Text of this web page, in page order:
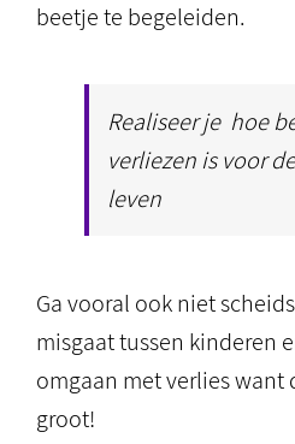
beetje te begeleiden.
Realiseer je hoe
verliezen is voor
leven
Ga vooral ook niet
misgaat tussen kinderen
omgaan met verlies want
groot!